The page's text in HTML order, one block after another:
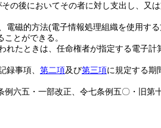
の後においてその者に対し支出し、又
電磁的方法(電子情報処理組織を使用す
とができる。
たときは、任命権者が指定する電子
録事項、 第二項及び第三項に規定する期
六五・一部改正、令七条例五〇・旧第